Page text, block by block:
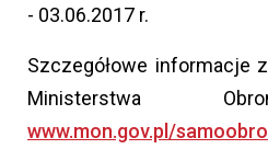
- 03.06.2017 r.
Szczegółowe informacje
Ministerstwa
www.mon.gov.pl/